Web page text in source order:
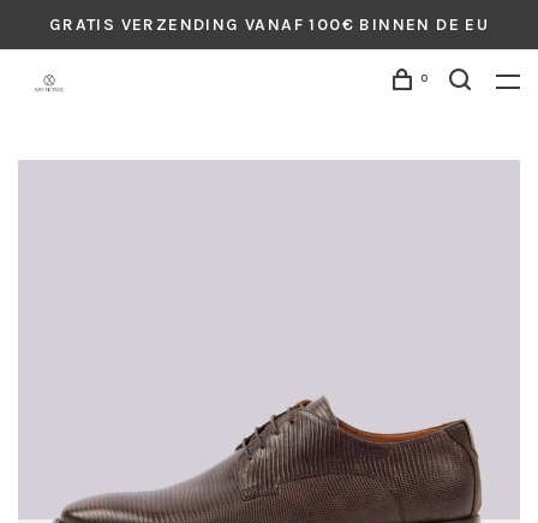
GRATIS VERZENDING VANAF 100€ BINNEN DE EU
0